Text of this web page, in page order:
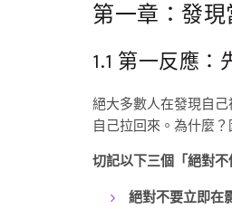
第一章：發
1.1 第一反應
絕大多數人在發現自
自己拉回來。為什麼
切記以下三個「絕對不
絕對不要立即在